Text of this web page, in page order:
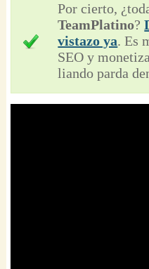
Por cierto,
TeamPlatino?
vistazo ya. Es
SEO y
liando parda